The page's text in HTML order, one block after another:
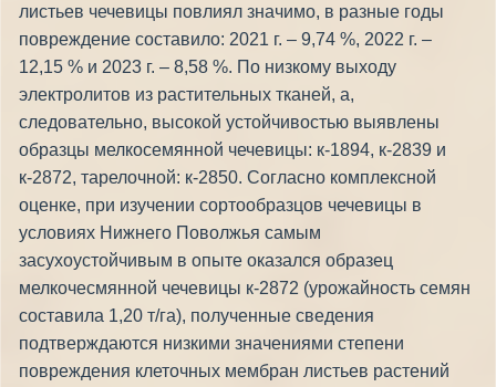
листьев чечевицы повлиял значимо, в разные годы
повреждение составило: 2021 г. – 9,74 %, 2022 г. –
12,15 % и 2023 г. – 8,58 %. По низкому выходу
электролитов из растительных тканей, а,
следовательно, высокой устойчивостью выявлены
образцы мелкосемянной чечевицы: к-1894, к-2839 и
к-2872, тарелочной: к-2850. Согласно комплексной
оценке, при изучении сортообразцов чечевицы в
условиях Нижнего Поволжья самым
засухоустойчивым в опыте оказался образец
мелкочесмянной чечевицы к-2872 (урожайность семян
составила 1,20 т/га), полученные сведения
подтверждаются низкими значениями степени
повреждения клеточных мембран листьев растений